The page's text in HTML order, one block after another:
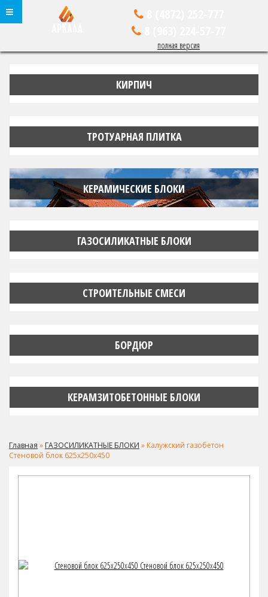
полная версия
КИРПИЧ
ТРОТУАРНАЯ ПЛИТКА
КЕРАМИЧЕСКИЕ БЛОКИ
ГАЗОСИЛИКАТНЫЕ БЛОКИ
СТРОИТЕЛЬНЫЕ СМЕСИ
БОРДЮР
КЕРАМЗИТОБЕТОННЫЕ БЛОКИ
Главная » ГАЗОСИЛИКАТНЫЕ БЛОКИ » Калужский газобетон
Стеновой блок 625х250х450